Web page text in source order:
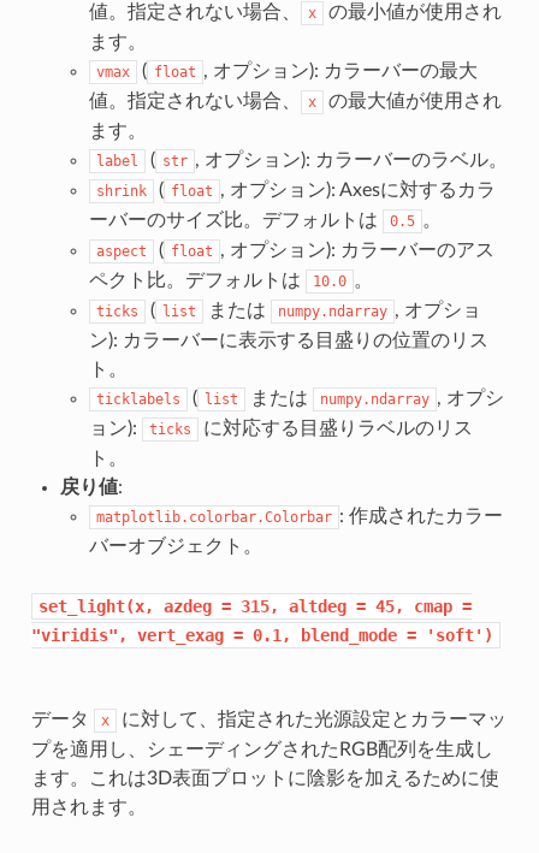
値。指定されない場合、
x
の最小値が使用され
ます。
vmax ( float , オプション): カラーバーの最大
値。指定されない場合、
x
の最大値が使用され
ます。
label ( str , オプション): カラーバーのラベル。
shrink ( float , オプション): Axesに対するカラ
ーバーのサイズ比。デフォルトは
0.5 。
aspect ( float , オプション): カラーバーのアス
ペクト比。デフォルトは
10.0 。
ticks ( list または numpy.ndarray , オプショ
ン): カラーバーに表示する目盛りの位置のリス
ト。
ticklabels ( list または numpy.ndarray , オプシ
ョン):
ticks
に対応する目盛りラベルのリス
ト。
戻り値:
matplotlib.colorbar.Colorbar : 作成されたカラー
バーオブジェクト。
set_light(x, azdeg = 315, altdeg = 45, cmap =
"viridis",
vert_exag = 0.1, blend_mode = 'soft')
データ x
に対して、指定された光源設定とカラーマッ
プを適用し、シェーディングされたRGB配列を生成し
ます。これは3D表面プロットに陰影を加えるために使
用されます。